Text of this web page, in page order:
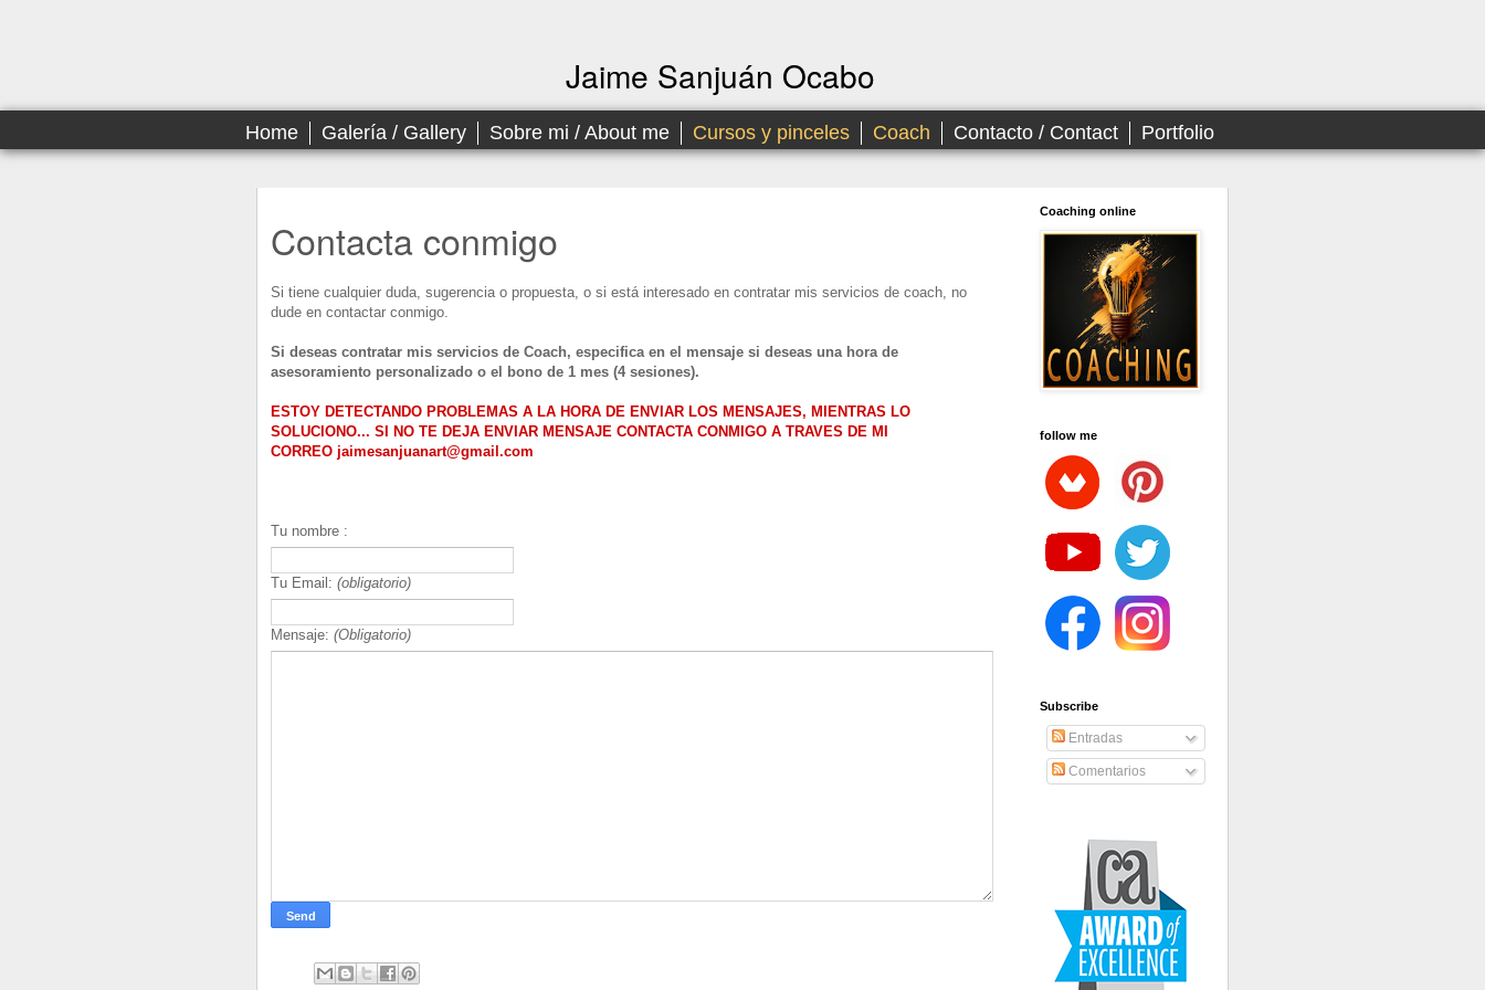
Home Galería / Gallery Sobre mi / About me Cursos y pinceles Coach Contacto / Contact Portfolio
Jaime Sanjuán Ocabo
Contacta conmigo
Si tiene cualquier duda, sugerencia o propuesta, o si está interesado en contratar mis servicios de coach, no
dude en contactar conmigo.
Si deseas contratar mis servicios de Coach, especifica en el mensaje si deseas una hora de
asesoramiento personalizado o el bono de 1 mes (4 sesiones).
ESTOY DETECTANDO PROBLEMAS A LA HORA DE ENVIAR LOS MENSAJES, MIENTRAS LO
SOLUCIONO... SI NO TE DEJA ENVIAR MENSAJE CONTACTA CONMIGO A TRAVES DE MI
CORREO jaimesanjuanart@gmail.com
Tu nombre :
Tu Email: (obligatorio)
Mensaje: (Obligatorio)
Coaching online
follow me
Subscribe
Entradas
Comentarios